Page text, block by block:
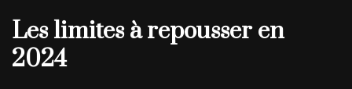
Les limites à repousser en
2024